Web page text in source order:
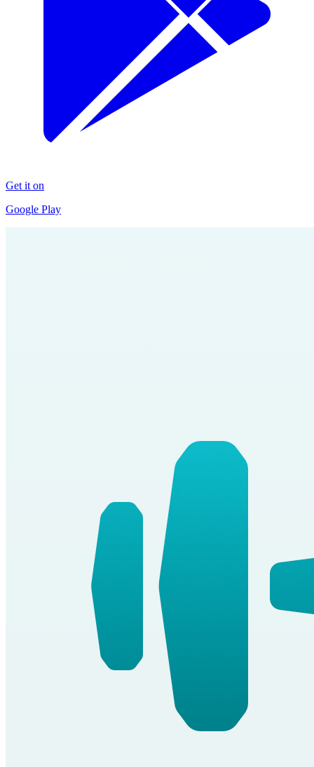
Get it on
Google Play